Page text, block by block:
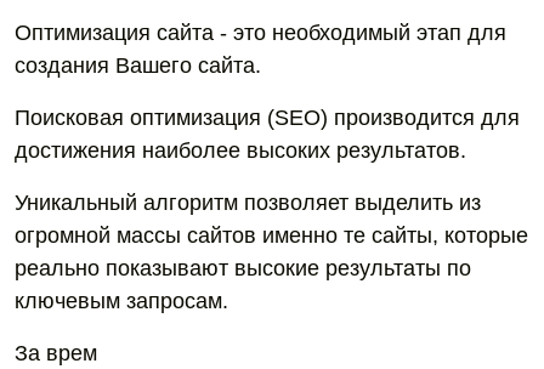
Оптимизация сайта - это необходимый этап для
создания Вашего сайта.
Поисковая оптимизация (SEO) производится для
достижения наиболее высоких результатов.
Уникальный алгоритм позволяет выделить из
огромной массы сайтов именно те сайты, которые
реально показывают высокие результаты по
ключевым запросам.
За врем